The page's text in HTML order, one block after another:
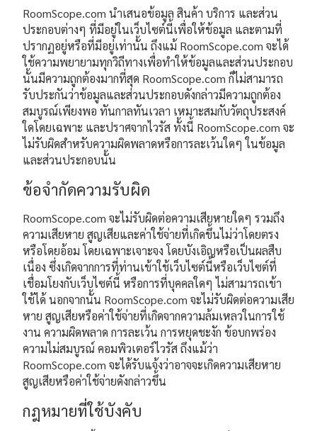
RoomScope.com นำเสนอข้อมูล สินค้า บริการ และส่วน
ประกอบต่างๆ ที่มีอยู่ในเว็บไซต์นี้เพื่อให้ข้อมูล และตามที่
ปรากฏอยู่หรือที่มีอยู่เท่านั้น ถึงแม้ RoomScope.com จะได้
ใช้ความพยายามทุกวิถีทางเพื่อทำให้ข้อมูลและส่วนประกอบ
นั้นมีความถูกต้องมากที่สุด RoomScope.com ก็ไม่สามารถ
รับประกันว่าข้อมูลและส่วนประกอบดังกล่าวมีความถูกต้อง
สมบูรณ์เพียงพอ ทันกาลทันเวลา เหมาะสมกับวัตถุประสงค์
ใดโดยเฉพาะ และปราศจากไวรัส ทั้งนี้ RoomScope.com จะ
ไม่รับผิดสำหรับความผิดพลาดหรือการละเว้นใดๆ ในข้อมูล
และส่วนประกอบนั้น
ข้อจำกัดความรับผิด
RoomScope.com จะไม่รับผิดต่อความเสียหายใดๆ รวมถึง
ความเสียหาย สูญเสียและค่าใช้จ่ายที่เกิดขึ้นไม่ว่าโดยตรง
หรือโดยอ้อม โดยเฉพาะเจาะจง โดยบังเอิญหรือเป็นผลสืบ
เนื่อง ซึ่งเกิดจากการที่ท่านเข้าใช้เว็บไซต์นี้หรือเว็บไซต์ที่
เชื่อมโยงกับเว็บไซต์นี้ หรือการที่บุคคลใดๆ ไม่สามารถเข้า
ใช้ได้ นอกจากนั้น RoomScope.com จะไม่รับผิดต่อความเสีย
หาย สูญเสียหรือค่าใช้จ่ายที่เกิดจากความล้มเหลวในการใช้
งาน ความผิดพลาด การละเว้น การหยุดชะงัก ข้อบกพร่อง
ความไม่สมบูรณ์ คอมพิวเตอร์ไวรัส ถึงแม้ว่า
RoomScope.com จะได้รับแจ้งว่าอาจจะเกิดความเสียหาย
สูญเสียหรือค่าใช้จ่ายดังกล่าวขึ้น
กฎหมายที่ใช้บังคับ